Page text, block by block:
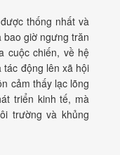
thống nhất và
giờ ngưng trăn
cuộc chiến, về hệ
động lên xã hội
cảm thấy lạc lõng
triển kinh tế, mà
trường và khủng